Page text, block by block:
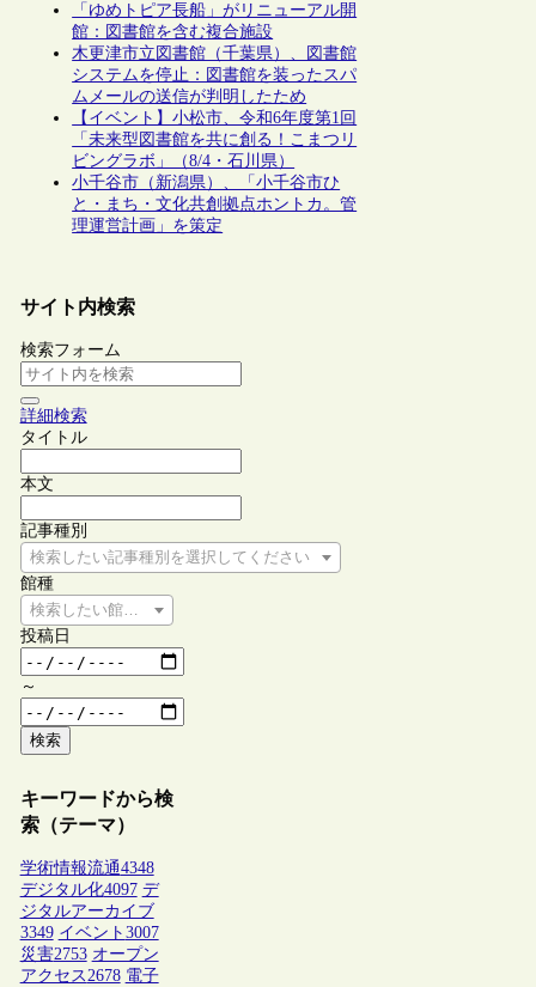
「ゆめトピア長船」がリニューアル開
館：図書館を含む複合施設
木更津市立図書館（千葉県）、図書館
システムを停止：図書館を装ったスパ
ムメールの送信が判明したため
【イベント】小松市、令和6年度第1回
「未来型図書館を共に創る！こまつリ
ビングラボ」（8/4・石川県）
小千谷市（新潟県）、「小千谷市ひ
と・まち・文化共創拠点ホントカ。管
理運営計画」を策定
サイト内検索
検索フォーム
詳細検索
タイトル
本文
記事種別
検索したい記事種別を選択してください
館種
検索したい館種を選択してください
投稿日
～
検索
キーワードから検
索（テーマ）
学術情報流通4348
デジタル化4097 デ
ジタルアーカイブ
3349 イベント 3007
災害2753 オープン
アクセス2678 電子